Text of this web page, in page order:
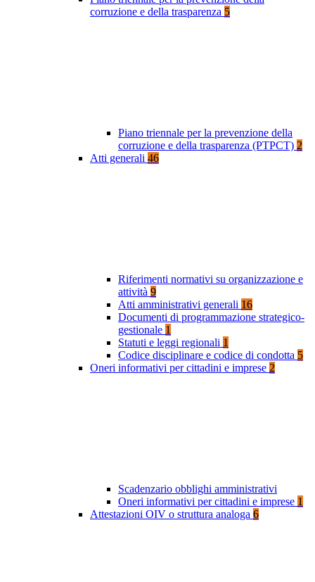
corruzione e della trasparenza 5
Piano triennale per la prevenzione della
corruzione e della trasparenza (PTPCT) 2
Atti generali 46
Riferimenti normativi su organizzazione e
attività 9
Atti amministrativi generali 16
Documenti di programmazione strategico-
gestionale 1
Statuti e leggi regionali 1
Codice disciplinare e codice di condotta 5
Oneri informativi per cittadini e imprese 2
Scadenzario obblighi amministrativi
Oneri informativi per cittadini e imprese 1
Attestazioni OIV o struttura analoga 6